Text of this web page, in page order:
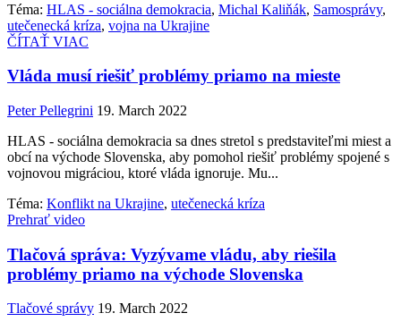
Téma: HLAS - sociálna demokracia, Michal Kaliňák, Samosprávy,
utečenecká kríza, vojna na Ukrajine
ČÍTAŤ VIAC
Vláda musí riešiť problémy priamo na mieste
Peter Pellegrini 19. March 2022
HLAS - sociálna demokracia sa dnes stretol s predstaviteľmi miest a
obcí na východe Slovenska, aby pomohol riešiť problémy spojené s
vojnovou migráciou, ktoré vláda ignoruje. Mu...
Téma: Konflikt na Ukrajine, utečenecká kríza
Prehrať video
Tlačová správa: Vyzývame vládu, aby riešila
problémy priamo na východe Slovenska
Tlačové správy 19. March 2022